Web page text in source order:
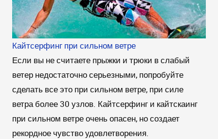
Кайтсерфинг при сильном ветре
Если вы не считаете прыжки и трюки в слабый
ветер недостаточно серьезными, попробуйте
сделать все это при сильном ветре, при силе
ветра более 30 узлов. Кайтсерфинг и кайтскаинг
при сильном ветре очень опасен, но создает
рекордное чувство удовлетворения.